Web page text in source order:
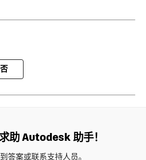
否
助 Autodesk 助手！
答案或联系支持人员。